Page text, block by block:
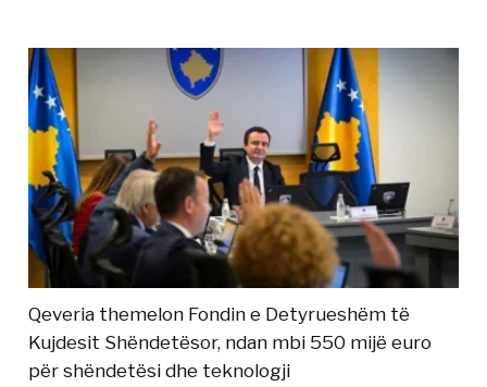
Qeveria themelon Fondin e Detyrueshëm të
Kujdesit Shëndetësor, ndan mbi 550 mijë euro
për shëndetësi dhe teknologji